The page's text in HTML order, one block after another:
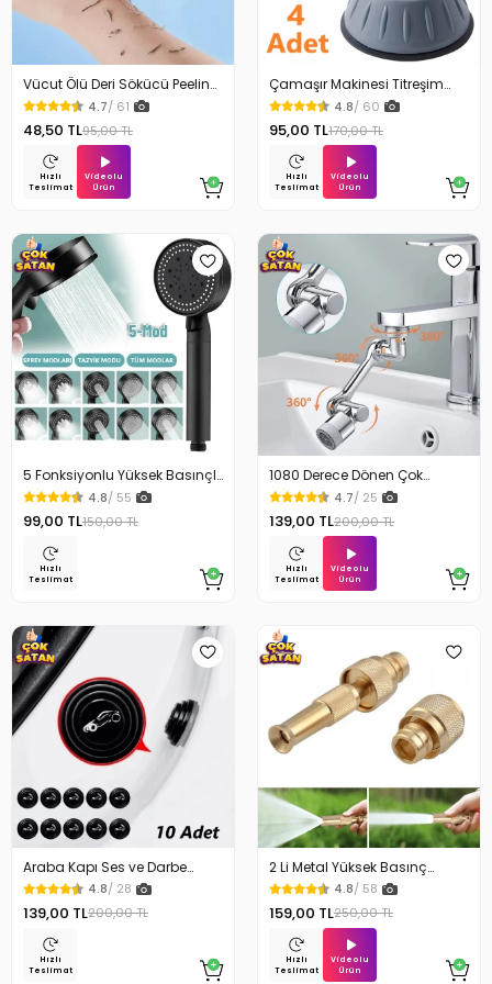
Vücut Ölü Deri Sökücü Peeling
Banyo Duş Süngeri
4.7/ 61
48,50 TL95,00 TL
Hızlı
Teslimat
Videolu
Ürün
Çamaşır Makinesi Titreşim
Engelleyici Stoper 4Lü
4.8/ 60
95,00 TL170,00 TL
Hızlı
Teslimat
Videolu
Ürün
5 Fonksiyonlu Yüksek Basınçlı
Ayarlı Duş Başlığı
4.8/ 55
99,00 TL150,00 TL
Hızlı
Teslimat
1080 Derece Dönen Çok
Fonksiyonlu Musluk Başlığı
4.7/ 25
139,00 TL200,00 TL
Hızlı
Teslimat
Videolu
Ürün
Araba Kapı Ses ve Darbe
Emici Pad 10 Adet
4.8/ 28
139,00 TL200,00 TL
Hızlı
Teslimat
2 Li Metal Yüksek Basınç
Yağmurlamalı Hortum Ucu
4.8/ 58
159,00 TL250,00 TL
Hızlı
Teslimat
Videolu
Ürün